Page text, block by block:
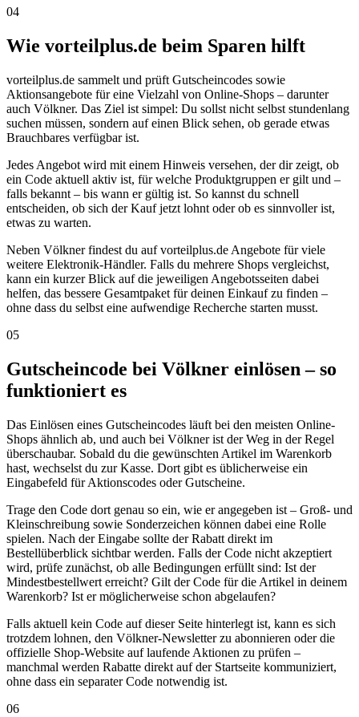
04
Wie vorteilplus.de beim Sparen hilft
vorteilplus.de sammelt und prüft Gutscheincodes sowie
Aktionsangebote für eine Vielzahl von Online-Shops – darunter
auch Völkner. Das Ziel ist simpel: Du sollst nicht selbst stundenlang
suchen müssen, sondern auf einen Blick sehen, ob gerade etwas
Brauchbares verfügbar ist.
Jedes Angebot wird mit einem Hinweis versehen, der dir zeigt, ob
ein Code aktuell aktiv ist, für welche Produktgruppen er gilt und –
falls bekannt – bis wann er gültig ist. So kannst du schnell
entscheiden, ob sich der Kauf jetzt lohnt oder ob es sinnvoller ist,
etwas zu warten.
Neben Völkner findest du auf vorteilplus.de Angebote für viele
weitere Elektronik-Händler. Falls du mehrere Shops vergleichst,
kann ein kurzer Blick auf die jeweiligen Angebotsseiten dabei
helfen, das bessere Gesamtpaket für deinen Einkauf zu finden –
ohne dass du selbst eine aufwendige Recherche starten musst.
05
Gutscheincode bei Völkner einlösen – so
funktioniert es
Das Einlösen eines Gutscheincodes läuft bei den meisten Online-
Shops ähnlich ab, und auch bei Völkner ist der Weg in der Regel
überschaubar. Sobald du die gewünschten Artikel im Warenkorb
hast, wechselst du zur Kasse. Dort gibt es üblicherweise ein
Eingabefeld für Aktionscodes oder Gutscheine.
Trage den Code dort genau so ein, wie er angegeben ist – Groß- und
Kleinschreibung sowie Sonderzeichen können dabei eine Rolle
spielen. Nach der Eingabe sollte der Rabatt direkt im
Bestellüberblick sichtbar werden. Falls der Code nicht akzeptiert
wird, prüfe zunächst, ob alle Bedingungen erfüllt sind: Ist der
Mindestbestellwert erreicht? Gilt der Code für die Artikel in deinem
Warenkorb? Ist er möglicherweise schon abgelaufen?
Falls aktuell kein Code auf dieser Seite hinterlegt ist, kann es sich
trotzdem lohnen, den Völkner-Newsletter zu abonnieren oder die
offizielle Shop-Website auf laufende Aktionen zu prüfen –
manchmal werden Rabatte direkt auf der Startseite kommuniziert,
ohne dass ein separater Code notwendig ist.
06